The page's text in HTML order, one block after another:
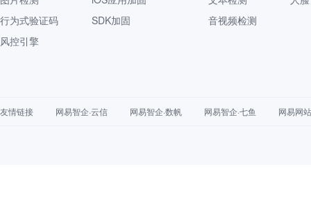
行为式验证码
风控引擎
SDK加固
音视频检测
友情链接 网易智企·云信 网易智企·数帆 网易智企·七鱼 网易网